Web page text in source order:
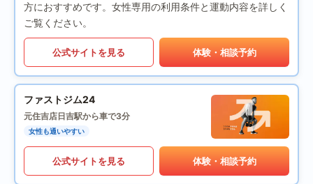
方におすすめです。女性専用の利用条件と運動内容を詳しく
ご覧ください。
公式サイトを見る 体験・相談予約
ファストジム24
元住吉店日吉駅から車で3分
女性も通いやすい
公式サイトを見る 体験・相談予約